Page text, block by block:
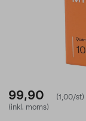
99,90
(1,00/st)
(inkl. moms)